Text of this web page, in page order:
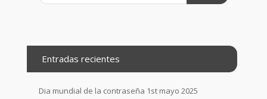
Entradas recientes
Dia mundial de la contraseña 1st mayo 2025